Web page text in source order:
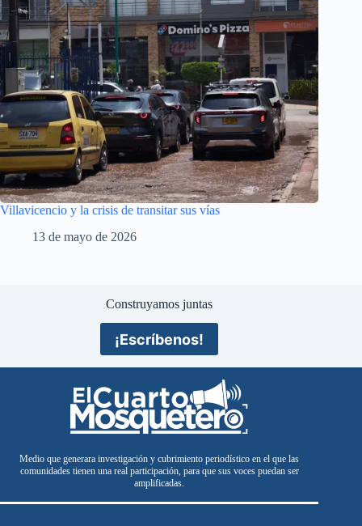
Villavicencio y la crisis de transitar sus vías
13 de mayo de 2026
Construyamos juntas
¡Escríbenos!
Medio que generara investigación y cubrimiento periodístico en el que las
comunidades tienen una real participación, para que sus voces puedan ser
amplificadas.